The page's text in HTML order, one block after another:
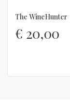
The WineHunter
€ 20,00